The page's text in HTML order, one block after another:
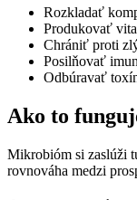
Rozkladať
Produkovať
Chrániť proti
Posilňovať
Odbúravať
Ako to
Mikrobióm si zaslúži
rovnováha medzi